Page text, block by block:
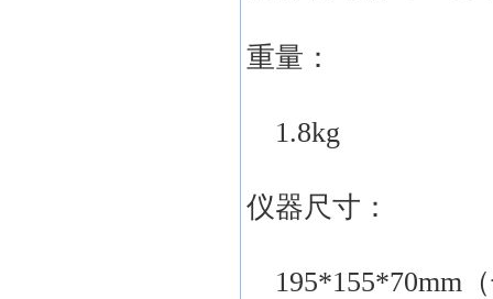
重量：
1.8kg
仪器尺寸：
195*155*70mm